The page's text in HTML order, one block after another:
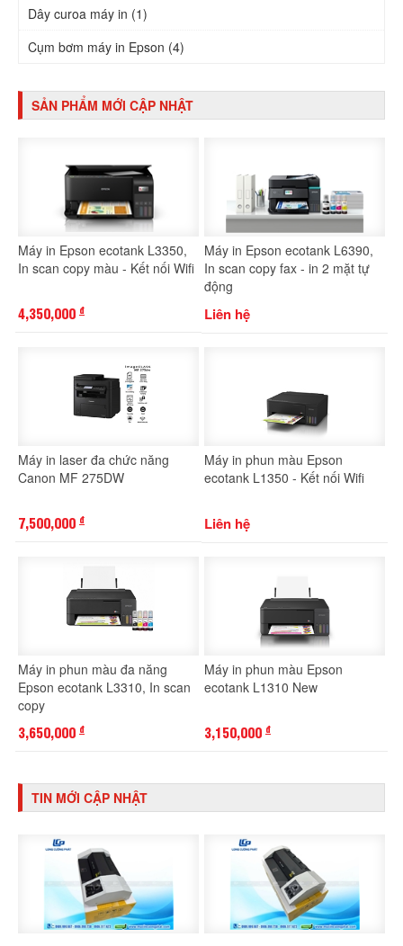
Dây curoa máy in (1)
Cụm bơm máy in Epson (4)
SẢN PHẨM MỚI CẬP NHẬT
Máy in Epson ecotank L3350,
In scan copy màu - Kết nối Wifi
4,350,000 đ
Máy in Epson ecotank L6390,
In scan copy fax - in 2 mặt tự
động
Liên hệ
Máy in laser đa chức năng
Canon MF 275DW
7,500,000 đ
Máy in phun màu Epson
ecotank L1350 - Kết nối Wifi
Liên hệ
Máy in phun màu đa năng
Epson ecotank L3310, In scan
copy
3,650,000 đ
Máy in phun màu Epson
ecotank L1310 New
3,150,000 đ
TIN MỚI CẬP NHẬT